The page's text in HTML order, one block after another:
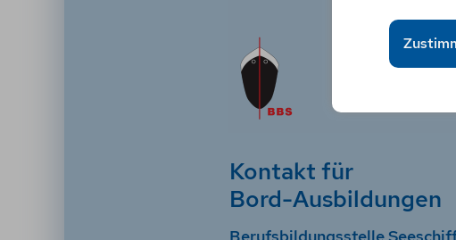
Kontakt für
Bord-Ausbildungen
Berufsbildungsstelle